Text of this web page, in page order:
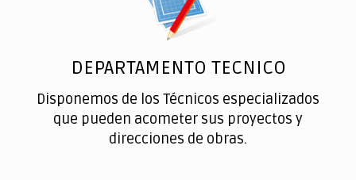
DEPARTAMENTO TECNICO
Disponemos de los Técnicos especializados
que pueden acometer sus proyectos y
direcciones de obras.